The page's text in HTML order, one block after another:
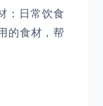
：日常饮食
的食材，帮